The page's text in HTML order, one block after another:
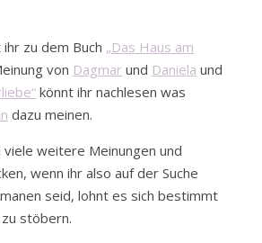
zu dem Buch „Das Haus am
von Dagmar und Daniela und
könnt ihr nachlesen was
dazu meinen.
viele weitere Meinungen und
wenn ihr also auf der Suche
seid, lohnt es sich bestimmt
stöbern.